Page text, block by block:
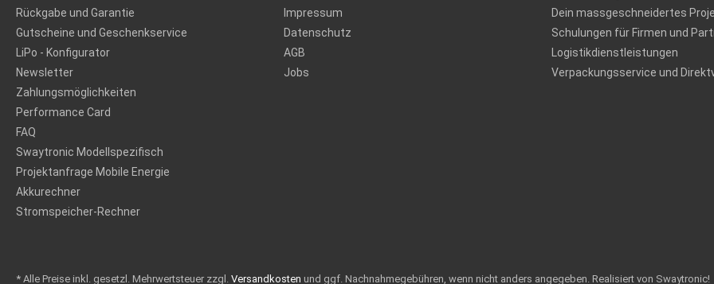
Rückgabe und Garantie
Gutscheine und Geschenkservice
LiPo - Konfigurator
Newsletter
Zahlungsmöglichkeiten
Performance Card
FAQ
Swaytronic Modellspezifisch
Projektanfrage Mobile Energie
Akkurechner
Stromspeicher-Rechner
Impressum
Datenschutz
AGB
Jobs
Dein massgeschneidertes
Schulungen für Firmen und
Logistikdienstleistungen
Verpackungsservice und
* Alle Preise inkl. gesetzl. Mehrwertsteuer zzgl. Versandkosten und ggf. Nachnahmegebühren, wenn nicht anders angegeben. Realisiert von Swaytronic!